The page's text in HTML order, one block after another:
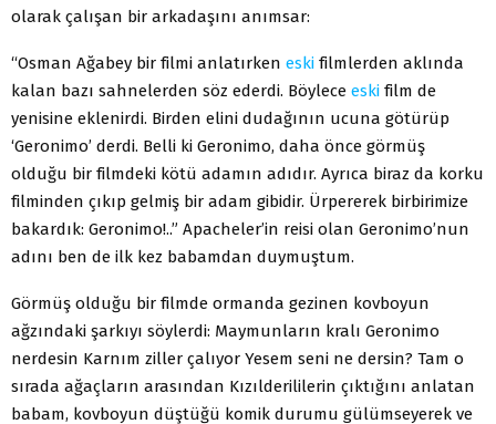
olarak çalışan bir arkadaşını anımsar:
“Osman Ağabey bir filmi anlatırken eski filmlerden aklında
kalan bazı sahnelerden söz ederdi. Böylece eski film de
yenisine eklenirdi. Birden elini dudağının ucuna götürüp
‘Geronimo’ derdi. Belli ki Geronimo, daha önce görmüş
olduğu bir filmdeki kötü adamın adıdır. Ayrıca biraz da korku
filminden çıkıp gelmiş bir adam gibidir. Ürpererek birbirimize
bakardık: Geronimo!..” Apacheler’in reisi olan Geronimo’nun
adını ben de ilk kez babamdan duymuştum.
Görmüş olduğu bir filmde ormanda gezinen kovboyun
ağzındaki şarkıyı söylerdi: Maymunların kralı Geronimo
nerdesin Karnım ziller çalıyor Yesem seni ne dersin? Tam o
sırada ağaçların arasından Kızılderililerin çıktığını anlatan
babam, kovboyun düştüğü komik durumu gülümseyerek ve